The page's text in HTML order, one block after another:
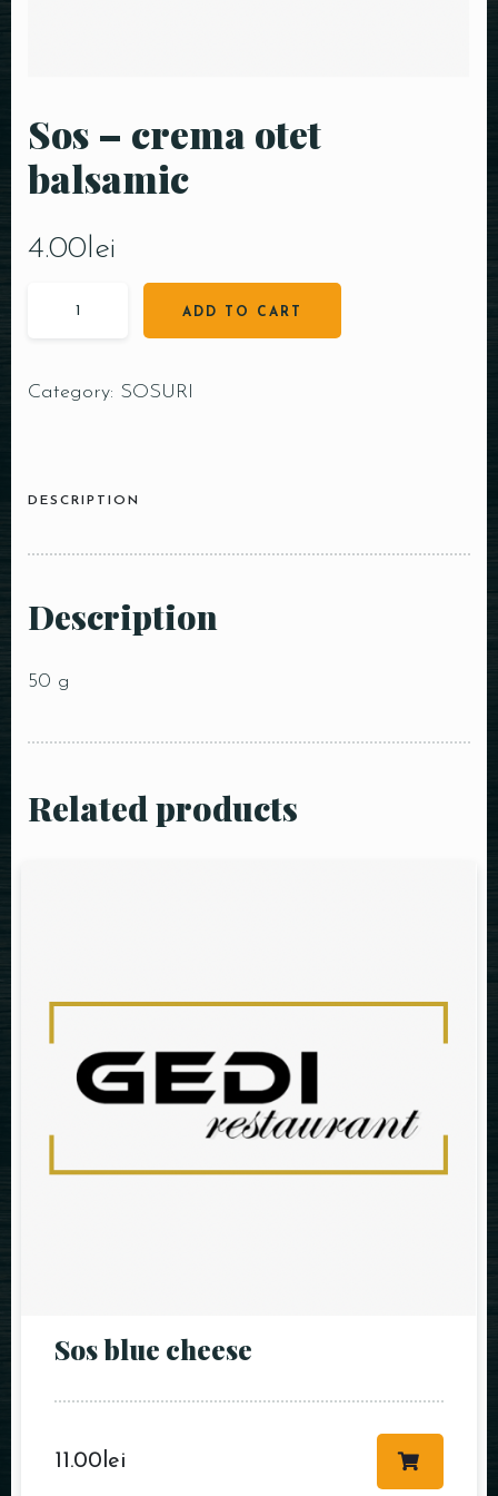
Sos – crema otet
balsamic
4.00lei
ADD TO CART
Category: SOSURI
DESCRIPTION
Description
50 g
Related products
Sos blue cheese
11.00 lei